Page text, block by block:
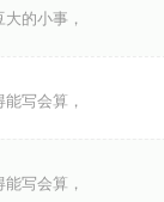
的小事，
写会算，
写会算，